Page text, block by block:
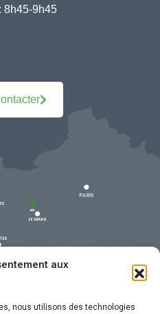
aux
nous utilisons des technologies
8h45-9h45